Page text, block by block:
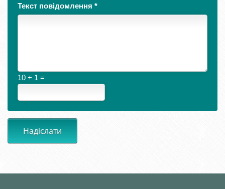
Текст повідомлення *
10 + 1 =
Надіслати